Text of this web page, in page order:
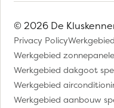
© 2026 De
Privacy Policy
Werkgebied
Werkgebied dakgoot
Werkgebied
Werkgebied aanbouw